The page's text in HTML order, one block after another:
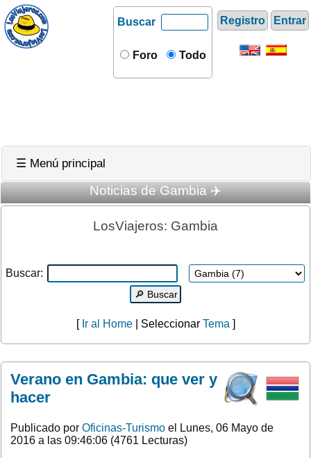
Registro Entrar
Buscar
Foro Todo
☰ Menú principal
Noticias de Gambia ✈️
LosViajeros: Gambia
Buscar:
[ Ir al Home| SeleccionarTema ]
Verano en Gambia: que ver y
hacer
Publicado por Oficinas-Turismo el Lunes, 06 Mayo de
2016 a las 09:46:06 (4761 Lecturas)